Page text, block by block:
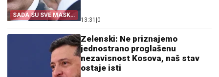
SADA SU SVE MASKE
PALE
13:31 0
Zelenski: Ne priznajemo
jednostrano proglašenu
nezavisnost Kosova, naš stav
ostaje isti